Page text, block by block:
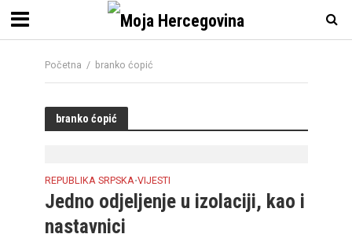
Početna / branko ćopić
branko ćopić
REPUBLIKA SRPSKA•VIJESTI
Jedno odjeljenje u izolaciji, kao i
nastavnici